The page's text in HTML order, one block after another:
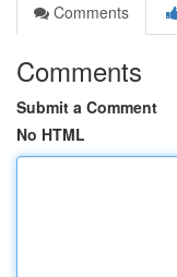
Comments
Comments
Submit a Comment
No HTML